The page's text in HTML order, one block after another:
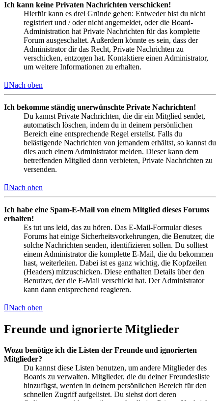
Ich kann keine Privaten Nachrichten verschicken!
Hierfür kann es drei Gründe geben: Entweder bist du nicht
registriert und / oder nicht angemeldet, oder die Board-
Administration hat Private Nachrichten für das komplette
Forum ausgeschaltet. Außerdem könnte es sein, dass der
Administrator dir das Recht, Private Nachrichten zu
verschicken, entzogen hat. Kontaktiere einen Administrator,
um weitere Informationen zu erhalten.
Nach oben
Ich bekomme ständig unerwünschte Private Nachrichten!
Du kannst Private Nachrichten, die dir ein Mitglied sendet,
automatisch löschen, indem du in deinem persönlichen
Bereich eine entsprechende Regel erstellst. Falls du
belästigende Nachrichten von jemandem erhältst, so kannst du
dies auch einem Administrator melden. Dieser kann dem
betreffenden Mitglied dann verbieten, Private Nachrichten zu
versenden.
Nach oben
Ich habe eine Spam-E-Mail von einem Mitglied dieses Forums
erhalten!
Es tut uns leid, das zu hören. Das E-Mail-Formular dieses
Forums hat einige Sicherheitsvorkehrungen, die Benutzer, die
solche Nachrichten senden, identifizieren sollen. Du solltest
einem Administrator die komplette E-Mail, die du bekommen
hast, weiterleiten. Dabei ist es ganz wichtig, die Kopfzeilen
(Headers) mitzuschicken. Diese enthalten Details über den
Benutzer, der die E-Mail verschickt hat. Der Administrator
kann dann entsprechend reagieren.
Nach oben
Freunde und ignorierte Mitglieder
Wozu benötige ich die Listen der Freunde und ignorierten
Mitglieder?
Du kannst diese Listen benutzen, um andere Mitglieder des
Boards zu verwalten. Mitglieder, die du deiner Freundesliste
hinzufügst, werden in deinem persönlichen Bereich für den
schnellen Zugriff aufgelistet. Du siehst dort deren